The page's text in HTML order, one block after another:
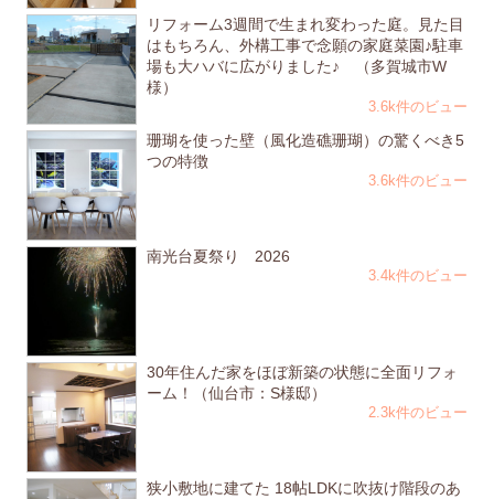
リフォーム3週間で生まれ変わった庭。見た目
はもちろん、外構工事で念願の家庭菜園♪駐車
場も大ハバに広がりました♪ （多賀城市W
様）
3.6k件のビュー
珊瑚を使った壁（風化造礁珊瑚）の驚くべき5
つの特徴
3.6k件のビュー
南光台夏祭り 2026
3.4k件のビュー
30年住んだ家をほぼ新築の状態に全面リフォ
ーム！（仙台市：S様邸）
2.3k件のビュー
狭小敷地に建てた 18帖LDKに吹抜け階段のあ